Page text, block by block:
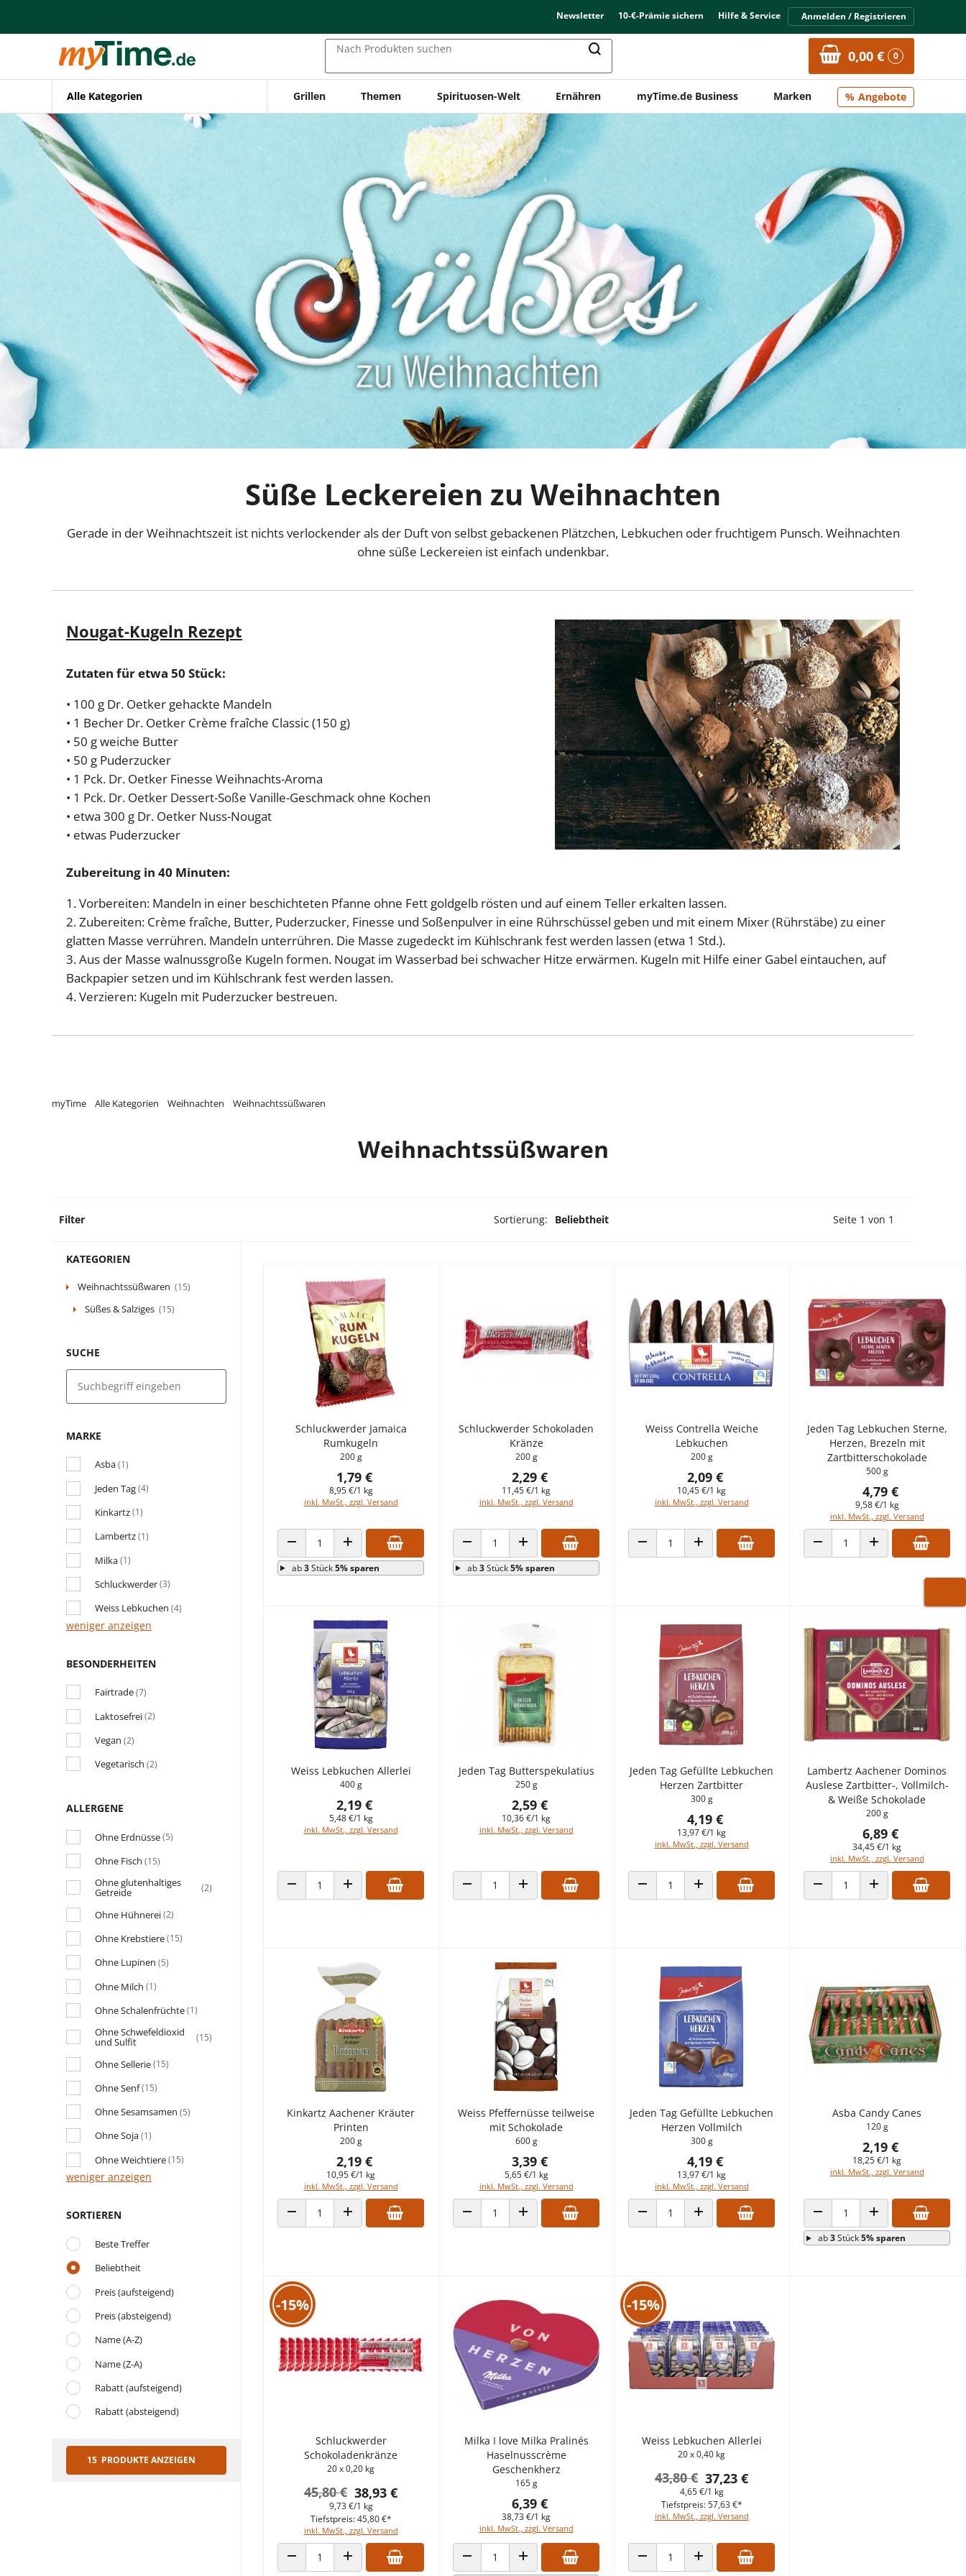
Newsletter 10-€-Prämie sichern Hilfe & Service Anmelden / Registrieren
Nach Produkten suchen 0,00 € 0
Alle Kategorien Grillen Themen Spirituosen-Welt Ernähren myTime.de Business Marken Angebote
Süße Leckereien zu Weihnachten
Gerade in der Weihnachtszeit ist nichts verlockender als der Duft von selbst gebackenen Plätzchen, Lebkuchen oder fruchtigem Punsch. Weihnachten
ohne süße Leckereien ist einfach undenkbar.
Nougat-Kugeln Rezept
Zutaten für etwa 50 Stück:
• 100 g Dr. Oetker gehackte Mandeln
• 1 Becher Dr. Oetker Crème fraîche Classic (150 g)
• 50 g weiche Butter
• 50 g Puderzucker
• 1 Pck. Dr. Oetker Finesse Weihnachts-Aroma
• 1 Pck. Dr. Oetker Dessert-Soße Vanille-Geschmack ohne Kochen
• etwa 300 g Dr. Oetker Nuss-Nougat
• etwas Puderzucker
Zubereitung in 40 Minuten:
1. Vorbereiten: Mandeln in einer beschichteten Pfanne ohne Fett goldgelb rösten und auf einem Teller erkalten lassen.
2. Zubereiten: Crème fraîche, Butter, Puderzucker, Finesse und Soßenpulver in eine Rührschüssel geben und mit einem Mixer (Rührstäbe) zu einer
glatten Masse verrühren. Mandeln unterrühren. Die Masse zugedeckt im Kühlschrank fest werden lassen (etwa 1 Std.).
3. Aus der Masse walnussgroße Kugeln formen. Nougat im Wasserbad bei schwacher Hitze erwärmen. Kugeln mit Hilfe einer Gabel eintauchen, auf
Backpapier setzen und im Kühlschrank fest werden lassen.
4. Verzieren: Kugeln mit Puderzucker bestreuen.
myTime Alle Kategorien Weihnachten Weihnachtssüßwaren
Weihnachtssüßwaren
Filter Sortierung: Beliebtheit Vorherige Seite
Seite 1 von 1
KATEGORIEN
Weihnachtssüßwaren (15)
Süßes & Salziges (15)
SUCHE
MARKE
Asba(1)
Jeden Tag(4)
Kinkartz(1)
Lambertz(1)
Milka(1)
Schluckwerder(3)
Weiss Lebkuchen (4)
weniger anzeigen
BESONDERHEITEN
Fairtrade(7)
Laktosefrei(2)
Vegan (2)
Vegetarisch (2)
ALLERGENE
Ohne Erdnüsse(5)
Ohne Fisch (15)
Ohne glutenhaltiges
Getreide (2)
Ohne Hühnerei(2)
Ohne Krebstiere(15)
Ohne Lupinen (5)
Ohne Milch (1)
Ohne Schalenfrüchte(1)
Ohne Schwefeldioxid
und Sulfit (15)
Ohne Sellerie(15)
Ohne Senf(15)
Ohne Sesamsamen (5)
Ohne Soja(1)
Ohne Weichtiere(15)
weniger anzeigen
SORTIEREN
Beste Treffer
Beliebtheit
Preis (aufsteigend)
Preis (absteigend)
Name (A-Z)
Name (Z-A)
Rabatt (aufsteigend)
Rabatt (absteigend)
15 PRODUKTE ANZEIGEN
Schluckwerder Jamaica
Rumkugeln
200 g
1,79 €
8,95 €/1 kg
inkl. MwSt., zzgl. Versand
ANZAHL VERRINGERNANZAHL ERHÖHEN
ab3Stück5% sparen
Schluckwerder Schokoladen
Kränze
200 g
2,29 €
11,45 €/1 kg
inkl. MwSt., zzgl. Versand
ANZAHL VERRINGERNANZAHL ERHÖHEN
ab3Stück5% sparen
Weiss Contrella Weiche
Lebkuchen
200 g
2,09 €
10,45 €/1 kg
inkl. MwSt., zzgl. Versand
ANZAHL VERRINGERNANZAHL ERHÖHEN
Jeden Tag Lebkuchen Sterne,
Herzen, Brezeln mit
Zartbitterschokolade
500 g
4,79 €
9,58 €/1 kg
inkl. MwSt., zzgl. Versand
ANZAHL VERRINGERNANZAHL ERHÖHEN
Weiss Lebkuchen Allerlei
400 g
2,19 €
5,48 €/1 kg
inkl. MwSt., zzgl. Versand
ANZAHL VERRINGERNANZAHL ERHÖHEN
Jeden Tag Butterspekulatius
250 g
2,59 €
10,36 €/1 kg
inkl. MwSt., zzgl. Versand
ANZAHL VERRINGERNANZAHL ERHÖHEN
Jeden Tag Gefüllte Lebkuchen
Herzen Zartbitter
300 g
4,19 €
13,97 €/1 kg
inkl. MwSt., zzgl. Versand
ANZAHL VERRINGERNANZAHL ERHÖHEN
Lambertz Aachener Dominos
Auslese Zartbitter-, Vollmilch-
& Weiße Schokolade
200 g
6,89 €
34,45 €/1 kg
inkl. MwSt., zzgl. Versand
ANZAHL VERRINGERNANZAHL ERHÖHEN
Kinkartz Aachener Kräuter
Printen
200 g
2,19 €
10,95 €/1 kg
inkl. MwSt., zzgl. Versand
ANZAHL VERRINGERNANZAHL ERHÖHEN
Weiss Pfeffernüsse teilweise
mit Schokolade
600 g
3,39 €
5,65 €/1 kg
inkl. MwSt., zzgl. Versand
ANZAHL VERRINGERNANZAHL ERHÖHEN
Jeden Tag Gefüllte Lebkuchen
Herzen Vollmilch
300 g
4,19 €
13,97 €/1 kg
inkl. MwSt., zzgl. Versand
ANZAHL VERRINGERNANZAHL ERHÖHEN
Asba Candy Canes
120 g
2,19 €
18,25 €/1 kg
inkl. MwSt., zzgl. Versand
ANZAHL VERRINGERNANZAHL ERHÖHEN
ab3Stück5% sparen
-15%
Schluckwerder
Schokoladenkränze
20 x 0,20 kg
38,93 €
45,80 €
9,73 €/1 kg
inkl. MwSt., zzgl. Versand
Tiefstpreis: 45,80 €*
ANZAHL VERRINGERNANZAHL ERHÖHEN
Milka I love Milka Pralinés
Haselnusscrème
Geschenkherz
165 g
6,39 €
38,73 €/1 kg
inkl. MwSt., zzgl. Versand
ANZAHL VERRINGERNANZAHL ERHÖHEN
-15%
Weiss Lebkuchen Allerlei
20 x 0,40 kg
37,23 €
43,80 €
4,65 €/1 kg
inkl. MwSt., zzgl. Versand
Tiefstpreis: 57,63 €*
ANZAHL VERRINGERNANZAHL ERHÖHEN